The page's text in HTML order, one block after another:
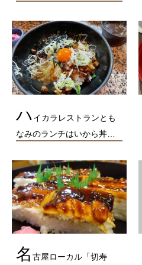
ハイカラレストランとも
なみのランチはいから丼…
名 古屋ローカル「切寿